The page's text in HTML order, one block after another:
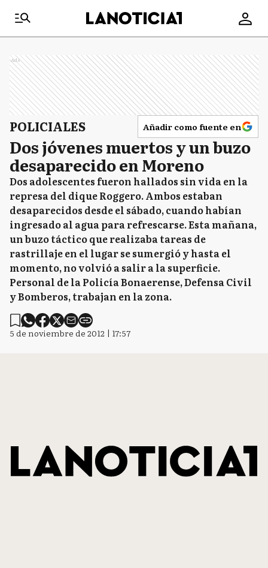
Ads
POLICIALES Añadir como fuente en
Dos jóvenes muertos y un buzo
desaparecido en Moreno
Dos adolescentes fueron hallados sin vida en la
represa del dique Roggero. Ambos estaban
desaparecidos desde el sábado, cuando habían
ingresado al agua para refrescarse. Esta mañana,
un buzo táctico que realizaba tareas de
rastrillaje en el lugar se sumergió y hasta el
momento, no volvió a salir a la superficie.
Personal de la Policía Bonaerense, Defensa Civil
y Bomberos, trabajan en la zona.
5 de noviembre de 2012 | 17:57